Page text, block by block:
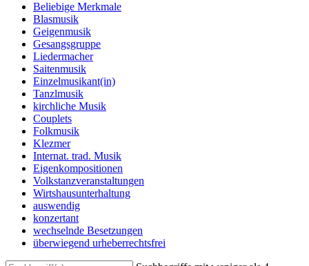
Beliebige Merkmale
Blasmusik
Geigenmusik
Gesangsgruppe
Liedermacher
Saitenmusik
Einzelmusikant(in)
Tanzlmusik
kirchliche Musik
Couplets
Folkmusik
Klezmer
Internat. trad. Musik
Eigenkompositionen
Volkstanzveranstaltungen
Wirtshausunterhaltung
auswendig
konzertant
wechselnde Besetzungen
überwiegend urheberrechtsfrei